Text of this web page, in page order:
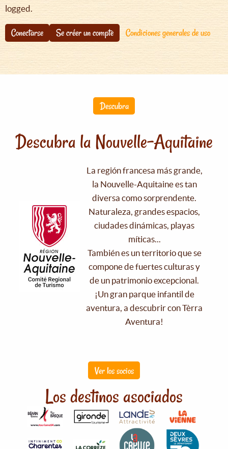
logged.
Conectarse Se créer un compte Condiciones generales de uso
Descubra
Descubra la Nouvelle-Aquitaine
La región francesa más grande,
la Nouvelle-Aquitaine es tan
diversa como sorprendente.
Naturaleza, grandes espacios,
ciudades dinámicas, playas
míticas...
También es un territorio que se
compone de fuertes culturas y
de un patrimonio excepcional.
¡Un gran parque infantil de
aventura, a descubrir con Tèrra
Aventura!
Ver los socios
Los destinos asociados